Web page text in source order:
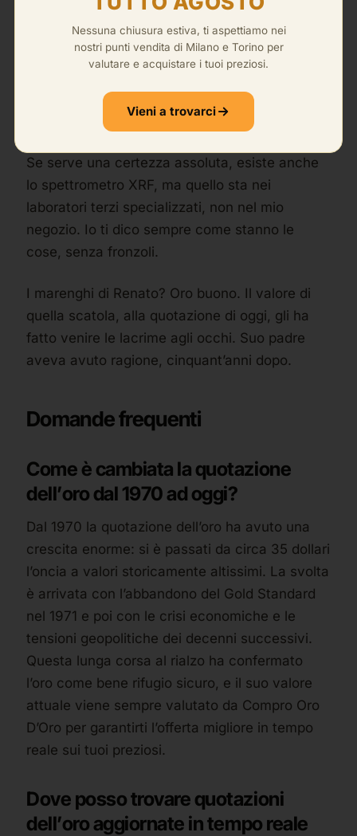
cosa è oro vero e cosa no. L’oro è morbido,
cede in un modo suo. Ma attento: non è un
gioco da fare a casa, e non te lo consiglierei
banco come me. È la mia firma, non un trucco
Se serve una certezza assoluta, esiste anche
lo spettrometro XRF, ma quello sta nei
laboratori terzi specializzati, non nel mio
negozio. Io ti dico sempre come stanno le
cose, senza fronzoli.
I marenghi di Renato? Oro buono. Il valore di
quella scatola, alla quotazione di oggi, gli ha
fatto venire le lacrime agli occhi. Suo padre
aveva avuto ragione, cinquant’anni dopo.
Domande frequenti
Come è cambiata la quotazione
dell’oro dal 1970 ad oggi?
Dal 1970 la quotazione dell’oro ha avuto una
crescita enorme: si è passati da circa 35 dollari
l’oncia a valori storicamente altissimi. La svolta
è arrivata con l’abbandono del Gold Standard
nel 1971 e poi con le crisi economiche e le
tensioni geopolitiche dei decenni successivi.
Questa lunga corsa al rialzo ha confermato
l’oro come bene rifugio sicuro, e il suo valore
attuale viene sempre valutato da Compro Oro
D’Oro per garantirti l’offerta migliore in tempo
reale sui tuoi preziosi.
Dove posso trovare quotazioni
dell’oro aggiornate in tempo reale
Nessuna chiusura estiva, ti aspettiamo nei
nostri punti vendita di Milano e Torino per
valutare e acquistare i tuoi preziosi.
Vieni a trovarci